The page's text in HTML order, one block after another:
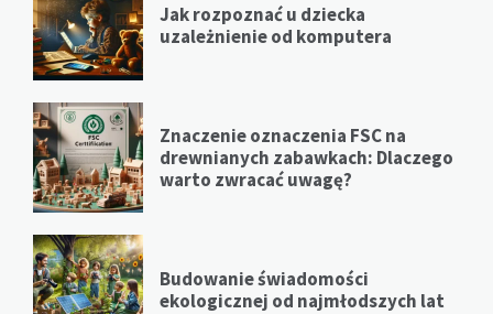
Jak rozpoznać u dziecka
uzależnienie od komputera
Znaczenie oznaczenia FSC na
drewnianych zabawkach: Dlaczego
warto zwracać uwagę?
Budowanie świadomości
ekologicznej od najmłodszych lat